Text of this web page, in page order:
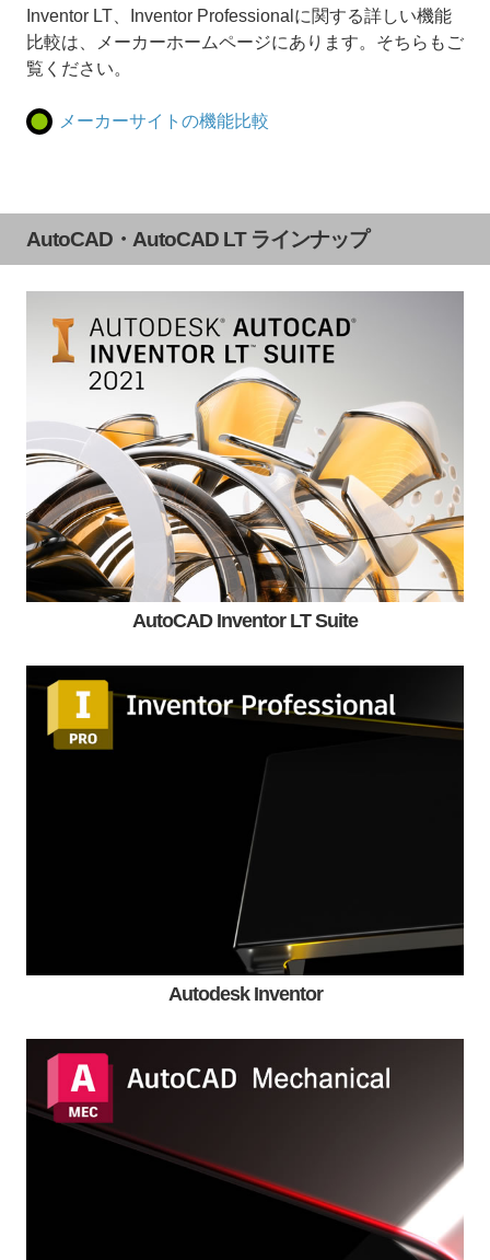
Inventor LT、Inventor Professionalに関する詳しい機能
比較は、メーカーホームページにあります。そちらもご
覧ください。
メーカーサイトの機能比較
AutoCAD・AutoCAD LT ラインナップ
AutoCAD Inventor LT Suite
Autodesk Inventor